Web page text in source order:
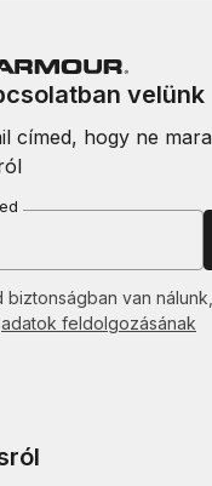
velünk
címed, hogy ne
biztonságban van
adatok feldolgozásának